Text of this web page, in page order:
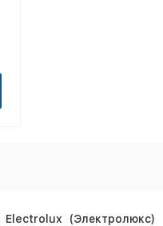
Electrolux (Электролюкс)